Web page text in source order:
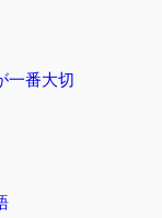
一番大切